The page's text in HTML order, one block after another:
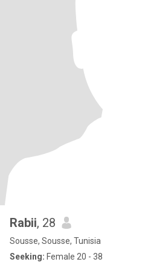
Rabii, 28
Sousse, Sousse, Tunisia
Seeking: Female 20 - 38